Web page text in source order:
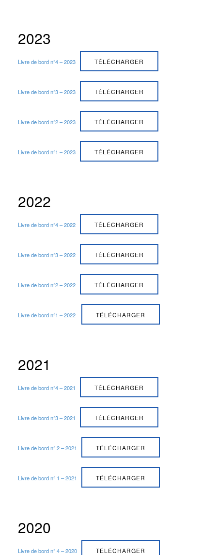
2023
Livre de bord n°4 – 2023 TÉLÉCHARGER
Livre de bord n°3 – 2023 TÉLÉCHARGER
Livre de bord n°2 – 2023 TÉLÉCHARGER
Livre de bord n°1 – 2023 TÉLÉCHARGER
2022
Livre de bord n°4 – 2022 TÉLÉCHARGER
Livre de bord n°3 – 2022 TÉLÉCHARGER
Livre de bord n°2 – 2022 TÉLÉCHARGER
Livre de bord n°1 – 2022 TÉLÉCHARGER
2021
Livre de bord n°4 – 2021 TÉLÉCHARGER
Livre de bord n°3 – 2021 TÉLÉCHARGER
Livre de bord n° 2 – 2021 TÉLÉCHARGER
Livre de bord n° 1 – 2021 TÉLÉCHARGER
2020
Livre de bord n° 4 – 2020 TÉLÉCHARGER